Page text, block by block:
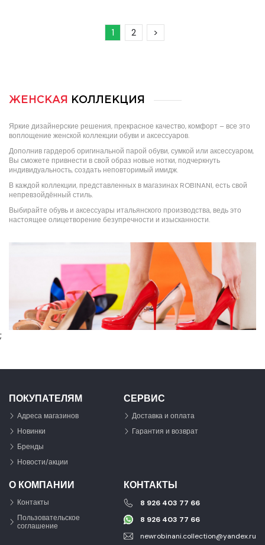
1 2 >
ЖЕНСКАЯ КОЛЛЕКЦИЯ
Яркие дизайнерские решения, прекрасное качество, комфорт – все это
воплощение женской коллекции обуви и аксессуаров.
Дополнив гардероб оригинальной парой обуви, сумкой или аксессуаром,
Вы сможете привнести в свой образ новые нотки, подчеркнуть
индивидуальность, создать неповторимый имидж.
В каждой коллекции, представленных в магазинах ROBINANI, есть свой
непревзойдённый стиль.
Выбирайте обувь и аксессуары итальянского производства, ведь это
настоящее олицетворение безупречности и изысканности.
;
ПОКУПАТЕЛЯМ
Адреса магазинов
Новинки
Бренды
Новости/акции
СЕРВИС
Доставка и оплата
Гарантия и возврат
О КОМПАНИИ
Контакты
Пользовательское
соглашение
КОНТАКТЫ
8 926 403 77 66
8 926 403 77 66
newrobinani.collection@yandex.ru